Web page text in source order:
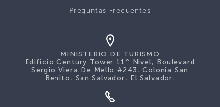
Preguntas Frecuentes
MINISTERIO DE TURISMO
Edificio Century Tower 11º Nivel, Boulevard
Sergio Viera De Mello #243, Colonia San
Benito, San Salvador, El Salvador.